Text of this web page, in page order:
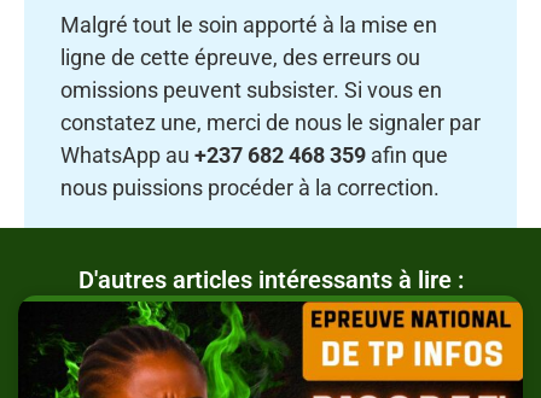
Malgré tout le soin apporté à la mise en
ligne de cette épreuve, des erreurs ou
omissions peuvent subsister. Si vous en
constatez une, merci de nous le signaler par
WhatsApp au +237 682 468 359 afin que
nous puissions procéder à la correction.
D'autres articles intéressants à lire :